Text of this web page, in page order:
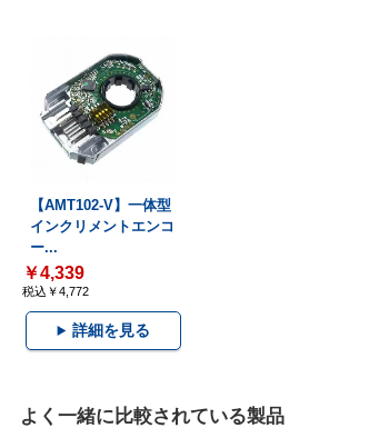
【AMT102-V】一体型
インクリメントエンコ
ー...
￥4,339
税込￥4,772
詳細を見る
よく一緒に比較されている製品